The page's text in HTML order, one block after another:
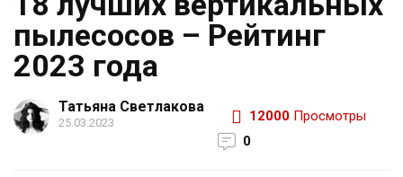
пылесосов – Рейтинг
2023 года
Татьяна Светлакова
25.03.2023 12000 Просмотры
0